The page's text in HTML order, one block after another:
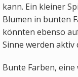
kann. Ein kleiner
Blumen in bunten
könnten ebenso
Sinne werden
Bunte Farben,